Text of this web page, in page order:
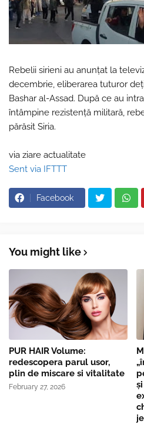
Rebelii sirieni au anunțat la
decembrie, eliberarea tuturor
Bashar al-Assad. După ce au
întâmpine rezistență militară,
părăsit Siria.
via ziare actualitate
Sent via IFTTT
Facebook
You might like
PUR HAIR Volume:
redescopera parul usor,
plin de miscare si vitalitate
February 27, 2026